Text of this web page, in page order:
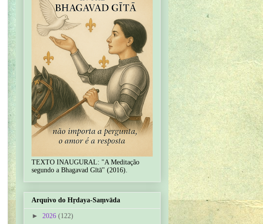
TEXTO INAUGURAL: "A Meditação
segundo a Bhagavad Gītā" (2016).
Arquivo do Hṛdaya-Saṃvāda
► 2026 (122)